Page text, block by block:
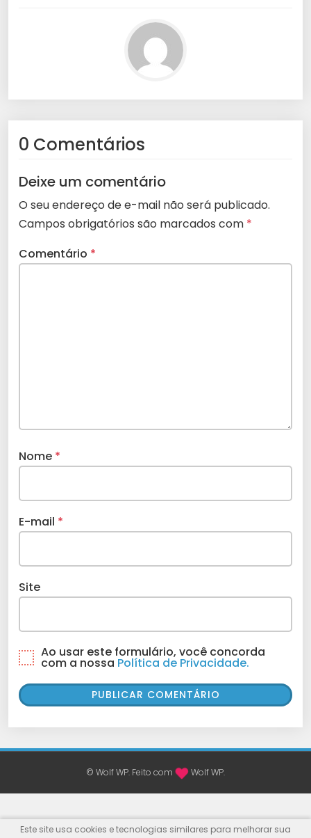
0 Comentários
Deixe um comentário
O seu endereço de e-mail não será publicado.
Campos obrigatórios são marcados com *
Comentário *
Nome *
E-mail *
Site
Ao usar este formulário, você concorda
com a nossa Política de Privacidade.
© Wolf WP. Feito com Wolf WP.
Este site usa cookies e tecnologias similares para melhorar sua